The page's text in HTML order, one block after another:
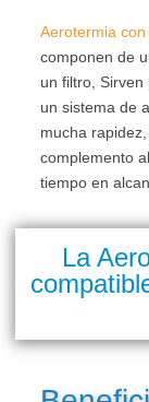
Aerotermia con
componen de
un filtro,
un sistema de
mucha
complemento
tiempo en
La